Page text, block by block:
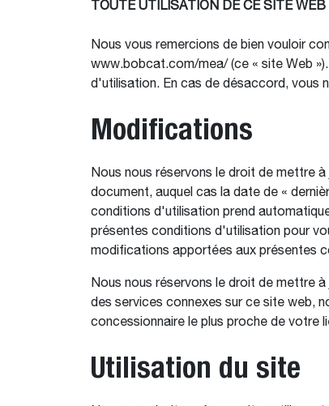
TOUTE UTILISATION DE CE SITE
Nous vous remercions de bien vouloir
www.bobcat.com/mea/ (ce « site Web
d'utilisation. En cas de désaccord, vous
Modifications
Nous nous réservons le droit de mettre
document, auquel cas la date de «
conditions d'utilisation prend
présentes conditions d'utilisation pour
modifications apportées aux présentes
Nous nous réservons le droit de mettre
des services connexes sur ce site web,
concessionnaire le plus proche de votre
Utilisation du site